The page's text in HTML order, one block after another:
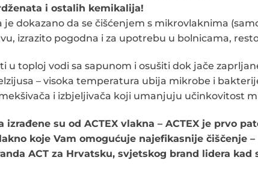
i ostalih kemikalija!
dokazano da se čišćenjem s mikrovlaknima
izrazito pogodna i za upotrebu u bolnicama,
u toploj vodi sa sapunom i osušiti dok jače
– visoka temperatura ubija mikrobe i
i izbjeljivača koji umanjuju učinkovitost
izrađene su od ACTEX vlakna – ACTEX je prvo
koje Vam omogućuje najefikasnije čiščenje
ACT za Hrvatsku, svjetskog brand lidera